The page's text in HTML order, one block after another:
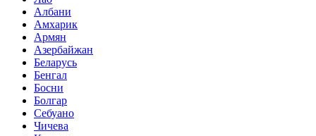
Албани
Амхарик
Армян
Азербайжан
Беларусь
Бенгал
Босни
Болгар
Себуано
Чичева